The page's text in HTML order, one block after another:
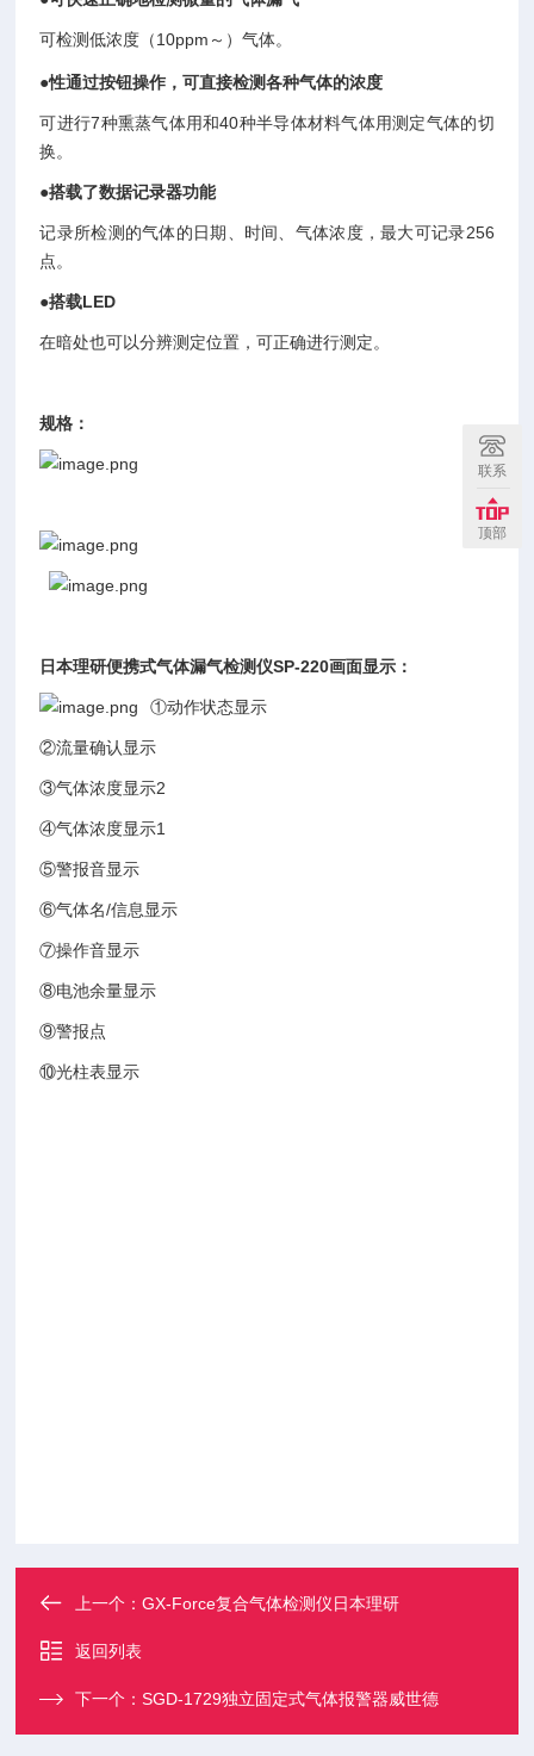
可检测低浓度（10ppm～）气体。
●性通过按钮操作，可直接检测各种气体的浓度
可进行7种熏蒸气体用和40种半导体材料气体用测定气体的切
换。
●搭载了数据记录器功能
记录所检测的气体的日期、时间、气体浓度，最大可记录256
点。
●搭载LED
在暗处也可以分辨测定位置，可正确进行测定。
规格：
日本理研便携式气体漏气检测仪SP-220画面显示：
①动作状态显示
②流量确认显示
③气体浓度显示2
④气体浓度显示1
⑤警报音显示
⑥气体名/信息显示
⑦操作音显示
⑧电池余量显示
⑨警报点
⑩光柱表显示
上一个：GX-Force复合气体检测仪日本理研
返回列表
下一个：SGD-1729独立固定式气体报警器威世德
联系
顶部